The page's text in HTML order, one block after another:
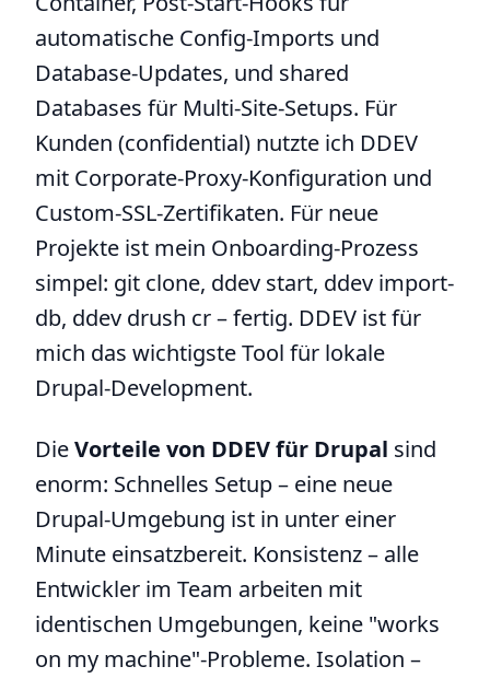
automatische Config-Imports und
Database-Updates, und shared
Databases für Multi-Site-Setups. Für
Kunden (confidential) nutzte ich DDEV
mit Corporate-Proxy-Konfiguration und
Custom-SSL-Zertifikaten. Für neue
Projekte ist mein Onboarding-Prozess
simpel: git clone, ddev start, ddev import-
db, ddev drush cr – fertig. DDEV ist für
mich das wichtigste Tool für lokale
Drupal-Development.
DieVorteile von DDEV für Drupal sind
enorm: Schnelles Setup – eine neue
Drupal-Umgebung ist in unter einer
Minute einsatzbereit. Konsistenz – alle
Entwickler im Team arbeiten mit
identischen Umgebungen, keine "works
on my machine"-Probleme. Isolation –